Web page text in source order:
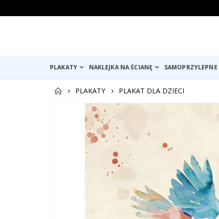
PLAKATY NAKLEJKA NA ŚCIANĘ
PLAKATY
PLAKAT DLA DZIECI